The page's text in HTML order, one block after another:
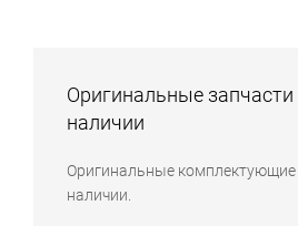
Оригинальные запчасти
наличии
Оригинальные комплектующие
наличии.